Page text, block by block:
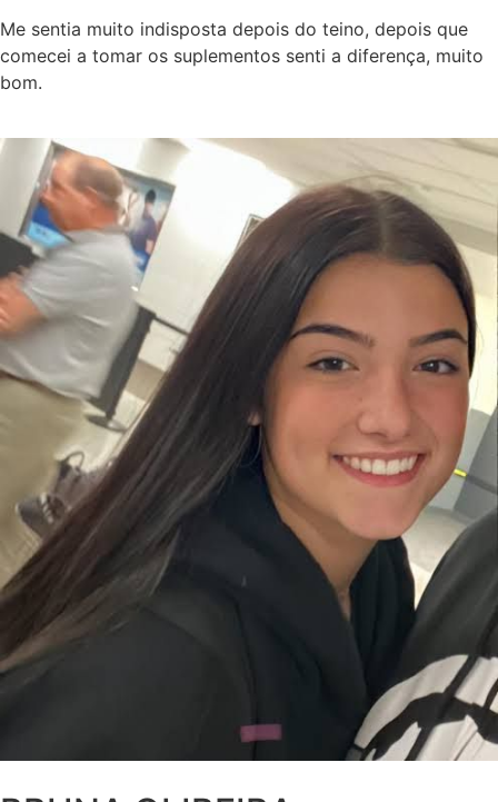
Me sentia muito indisposta depois do teino, depois que
comecei a tomar os suplementos senti a diferença, muito
bom.